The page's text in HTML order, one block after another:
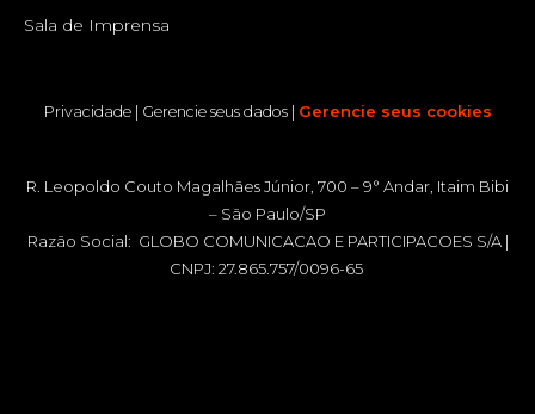
Sala de Imprensa
Privacidade| Gerencie seus dados| Gerencie seus cookies
R. Leopoldo Couto Magalhães Júnior, 700 – 9° Andar, Itaim Bibi
– São Paulo/SP
Razão Social: GLOBO COMUNICACAO E PARTICIPACOES S/A |
CNPJ: 27.865.757/0096-65